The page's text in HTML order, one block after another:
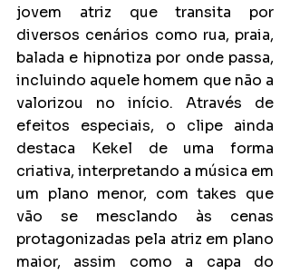
jovem atriz que transita por
diversos cenários como rua, praia,
balada e hipnotiza por onde passa,
incluindo aquele homem que não a
valorizou no início. Através de
efeitos especiais, o clipe ainda
destaca Kekel de uma forma
criativa, interpretando a música em
um plano menor, com takes que
vão se mesclando às cenas
protagonizadas pela atriz em plano
maior, assim como a capa do